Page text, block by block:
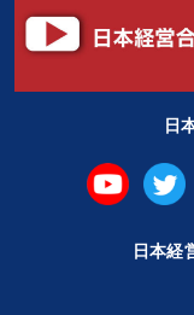
日
日本経